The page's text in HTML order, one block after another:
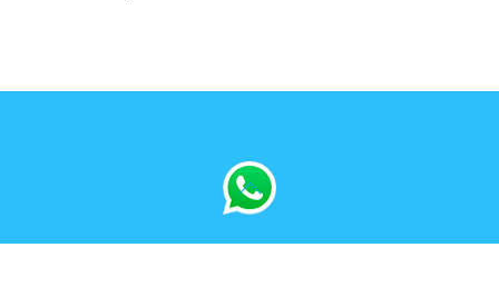
To
Top